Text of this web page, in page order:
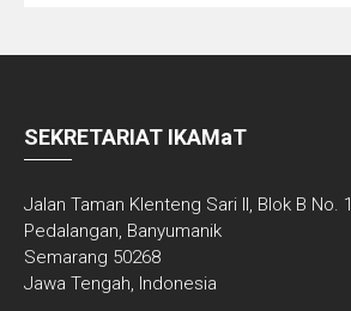
SEKRETARIAT IKAMaT
Jalan Taman Klenteng Sari II, Blok B No. 1
Pedalangan, Banyumanik
Semarang 50268
Jawa Tengah, Indonesia